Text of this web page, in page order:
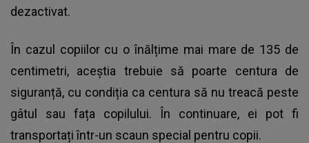
dezactivat.
În cazul copiilor cu o înălțime mai mare de 135 de
centimetri, aceștia trebuie să poarte centura de
siguranță, cu condiția ca centura să nu treacă peste
gâtul sau fața copilului. În continuare, ei pot fi
transportați într-un scaun special pentru copii.